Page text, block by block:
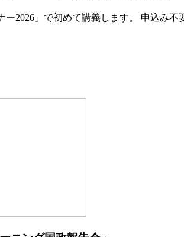
ー2026」で初めて講義します。 申込み